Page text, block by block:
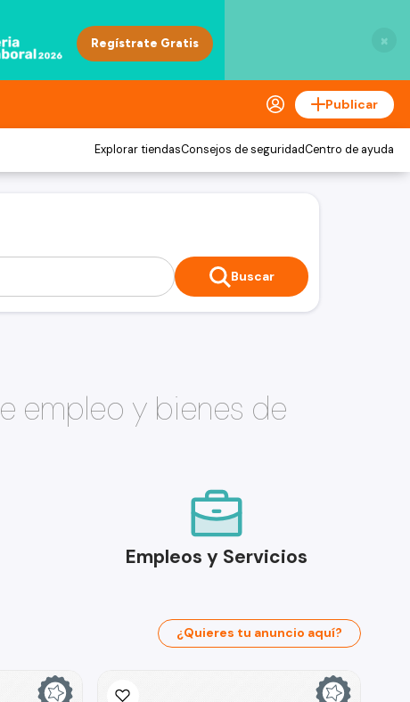
×
Publicar
Explorar tiendasConsejos de seguridadCentro de ayuda
Buscar
empleo y bienes de
Empleos y Servicios
¿Quieres tu anuncio aquí?